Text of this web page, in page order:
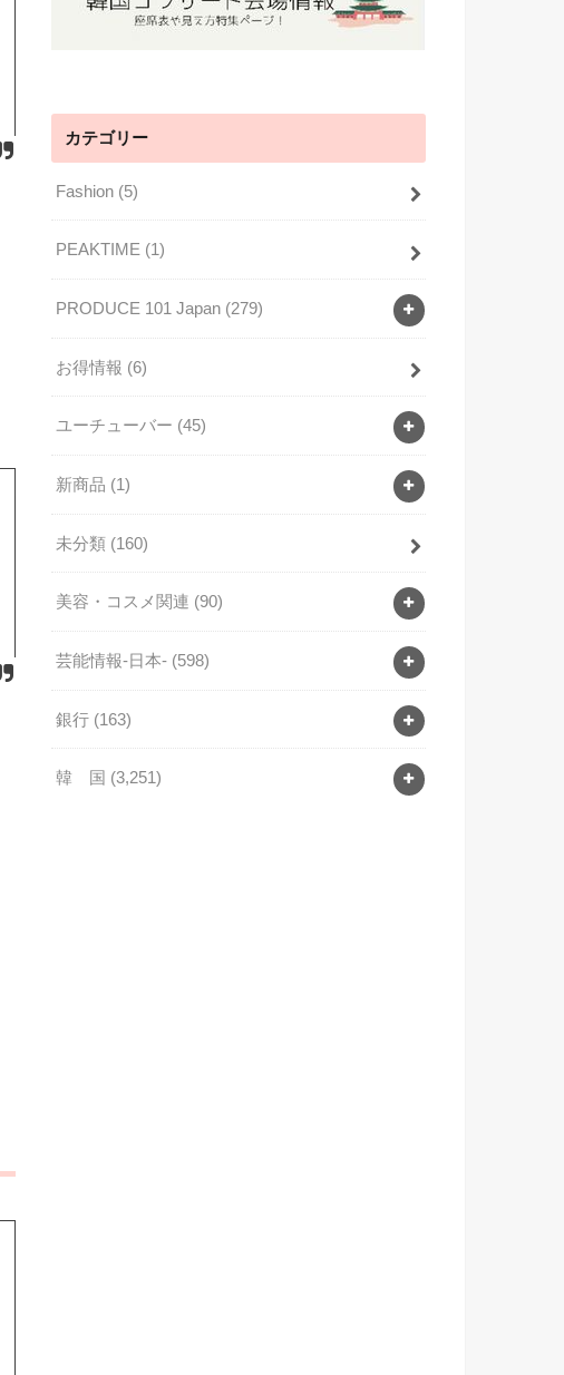
カテゴリー
Fashion (5)
PEAKTIME (1)
PRODUCE 101 Japan (279)
お得情報 (6)
ユーチューバー (45)
新商品 (1)
未分類 (160)
美容・コスメ関連 (90)
芸能情報-日本- (598)
銀行 (163)
韓 国 (3,251)